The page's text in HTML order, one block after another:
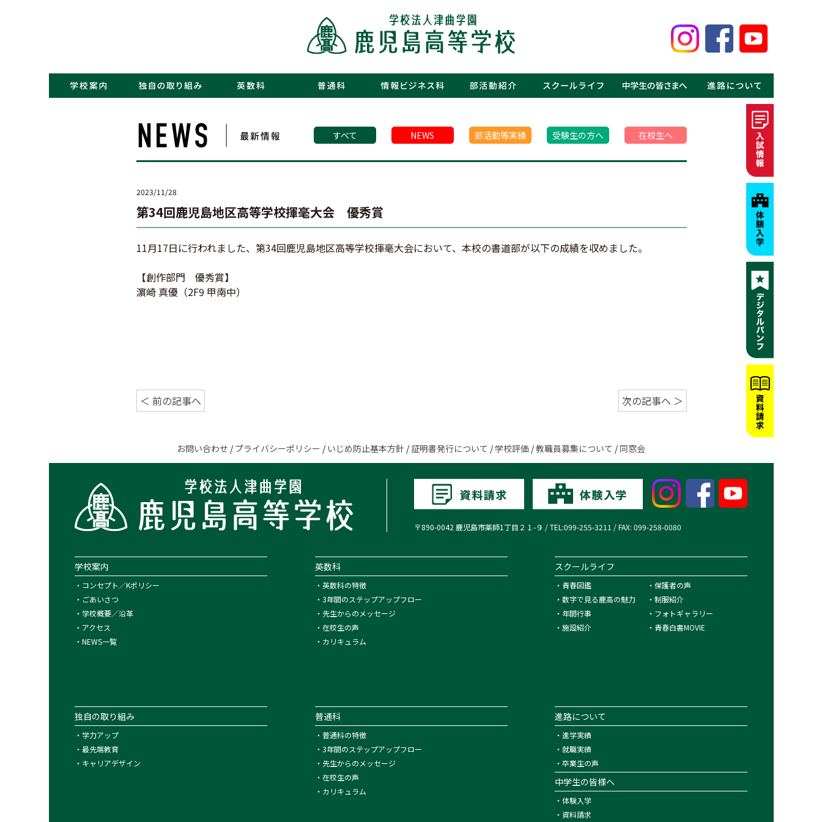
すべて NEWS 部活動等実績 受験生の方へ 在校生へ
2023/11/28
第34回鹿児島地区高等学校揮毫大会 優秀賞
11月17日に行われました、第34回鹿児島地区高等学校揮毫大会において、本校の書道部が以下の成績を収めました。
【創作部門 優秀賞】
濵崎 真優（2F9 甲南中）
＜ 前の記事へ 次の記事へ ＞
お問い合わせ /プライバシーポリシー /いじめ防止基本方針 /証明書発行について /学校評価 /教職員募集について /同窓会
〒890-0042 鹿児島市薬師1丁目２１-９ / TEL:099-255-3211 / FAX: 099-258-0080
学校案内
・ コンセプト／Kポリシー
・ ごあいさつ
・ 学校概要／沿革
・ アクセス
・ NEWS一覧
独自の取り組み
・ 学力アップ
・ 最先端教育
・ キャリアデザイン
英数科
・ 英数科の特徴
・ 3年間のステップアップフロー
・ 先生からのメッセージ
・ 在校生の声
・ カリキュラム
普通科
・ 普通科の特徴
・ 3年間のステップアップフロー
・ 先生からのメッセージ
・ 在校生の声
・ カリキュラム
スクールライフ
・ 青春図鑑 ・保護者の声
・ 数字で見る鹿高の魅力 ・制服紹介
・ 年間行事 ・ フォトギャラリー
・ 施設紹介 ・ 青春白書MOVIE
進路について
・ 進学実績
・ 就職実績
・ 卒業生の声
中学生の皆様へ
・ 体験入学
・ 資料請求